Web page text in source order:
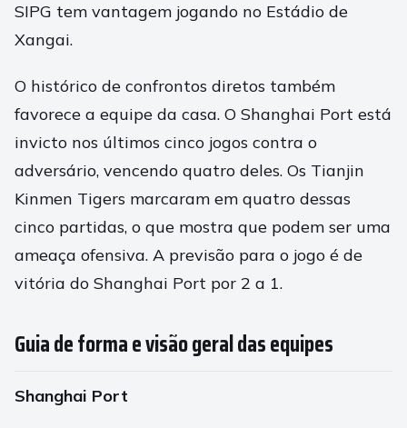
SIPG tem vantagem jogando no Estádio de
Xangai.
O histórico de confrontos diretos também
favorece a equipe da casa. O Shanghai Port está
invicto nos últimos cinco jogos contra o
adversário, vencendo quatro deles. Os Tianjin
Kinmen Tigers marcaram em quatro dessas
cinco partidas, o que mostra que podem ser uma
ameaça ofensiva. A previsão para o jogo é de
vitória do Shanghai Port por 2 a 1.
Guia de forma e visão geral das equipes
Shanghai Port